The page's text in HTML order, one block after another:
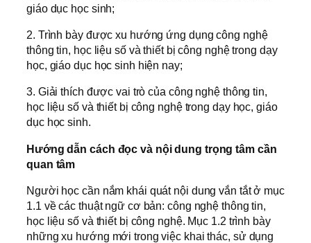
giáo dục học sinh;
2. Trình bày được xu hướng ứng dụng công nghệ
thông tin, học liệu số và thiết bị công nghệ trong dạy
học, giáo dục học sinh hiện nay;
3. Giải thích được vai trò của công nghệ thông tin,
học liệu số và thiết bị công nghệ trong dạy học, giáo
dục học sinh.
Hướng dẫn cách đọc và nội dung trọng tâm cần
quan tâm
Người học cần nắm khái quát nội dung vắn tắt ở mục
1.1 về các thuật ngữ cơ bản: công nghệ thông tin,
học liệu số và thiết bị công nghệ. Mục 1.2 trình bày
những xu hướng mới trong việc khai thác, sử dụng